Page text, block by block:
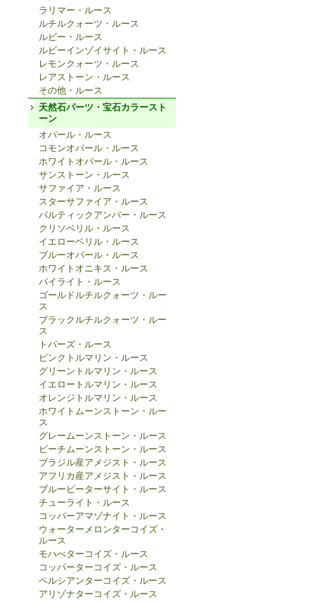
ラリマー・ルース
ルチルクォーツ・ルース
ルビー・ルース
ルビーインゾイサイト・ルース
レモンクォーツ・ルース
レアストーン・ルース
その他・ルース
天然石パーツ・宝石カラースト
ーン
オパール・ルース
コモンオパール・ルース
ホワイトオパール・ルース
サンストーン・ルース
サファイア・ルース
スターサファイア・ルース
バルティックアンバー・ルース
クリソベリル・ルース
イエローベリル・ルース
ブルーオパール・ルース
ホワイトオニキス・ルース
パイライト・ルース
ゴールドルチルクォーツ・ルー
ス
ブラックルチルクォーツ・ルー
ス
トパーズ・ルース
ピンクトルマリン・ルース
グリーントルマリン・ルース
イエロートルマリン・ルース
オレンジトルマリン・ルース
ホワイトムーンストーン・ルー
ス
グレームーンストーン・ルース
ピーチムーンストーン・ルース
ブラジル産アメジスト・ルース
アフリカ産アメジスト・ルース
ブルーピーターサイト・ルース
チューライト・ルース
コッパーアマゾナイト・ルース
ウォーターメロンターコイズ・
ルース
モハべターコイズ・ルース
コッパーターコイズ・ルース
ペルシアンターコイズ・ルース
アリゾナターコイズ・ルース